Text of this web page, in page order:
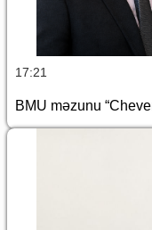
17:21
BMU məzunu